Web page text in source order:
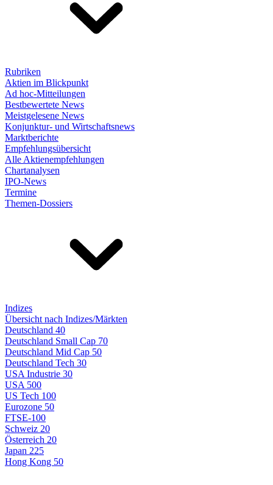
Rubriken
Aktien im Blickpunkt
Ad hoc-Mitteilungen
Bestbewertete News
Meistgelesene News
Konjunktur- und Wirtschaftsnews
Marktberichte
Empfehlungsübersicht
Alle Aktienempfehlungen
Chartanalysen
IPO-News
Termine
Themen-Dossiers
Indizes
Übersicht nach Indizes/Märkten
Deutschland 40
Deutschland Small Cap 70
Deutschland Mid Cap 50
Deutschland Tech 30
USA Industrie 30
USA 500
US Tech 100
Eurozone 50
FTSE-100
Schweiz 20
Österreich 20
Japan 225
Hong Kong 50